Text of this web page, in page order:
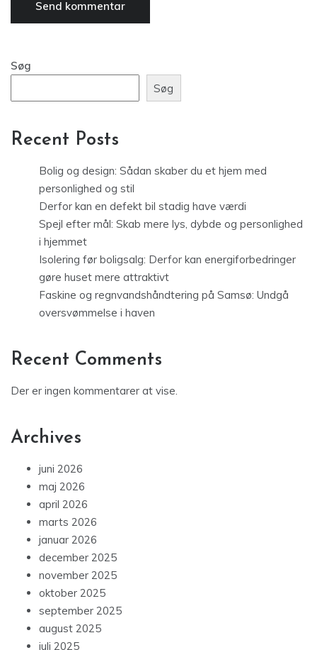
Søg
Søg
Recent Posts
Bolig og design: Sådan skaber du et hjem med
personlighed og stil
Derfor kan en defekt bil stadig have værdi
Spejl efter mål: Skab mere lys, dybde og personlighed
i hjemmet
Isolering før boligsalg: Derfor kan energiforbedringer
gøre huset mere attraktivt
Faskine og regnvandshåndtering på Samsø: Undgå
oversvømmelse i haven
Recent Comments
Der er ingen kommentarer at vise.
Archives
juni 2026
maj 2026
april 2026
marts 2026
januar 2026
december 2025
november 2025
oktober 2025
september 2025
august 2025
juli 2025